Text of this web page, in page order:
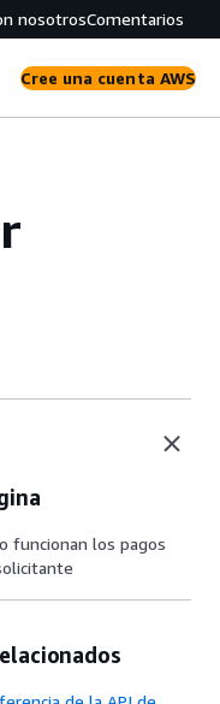
nosotrosComentarios
Cree una cuenta AWS
funcionan los pagos